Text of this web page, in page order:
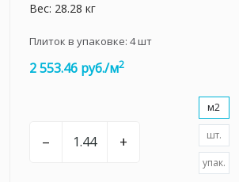
Вес: 28.28 кг
Плиток в упаковке: 4шт
2 553.46 руб./м2
– +
м2
шт.
упак.